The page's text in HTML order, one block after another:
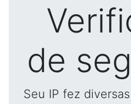
de
Seu IP fez